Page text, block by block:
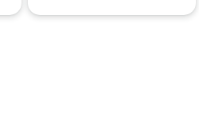
có 4 phanh giúp di chuyển được ở